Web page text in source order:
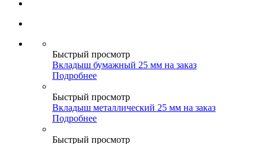
Быстрый просмотр
Вкладыш бумажный 25 мм на заказ
Подробнее
Быстрый просмотр
Вкладыш металлический 25 мм на заказ
Подробнее
Быстрый просмотр